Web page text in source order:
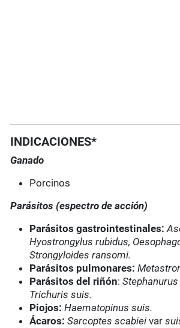
INDICACIONES*
Ganado
Porcinos
Parásitos (espectro de acción)
Parásitos gastrointestinales:
Hyostrongylus rubidus,
Strongyloides ransomi.
Parásitos pulmonares:
Parásitos del riñón:
Trichuris suis.
Piojos: Haematopinus suis.
Ácaros: Sarcoptes scabieivar